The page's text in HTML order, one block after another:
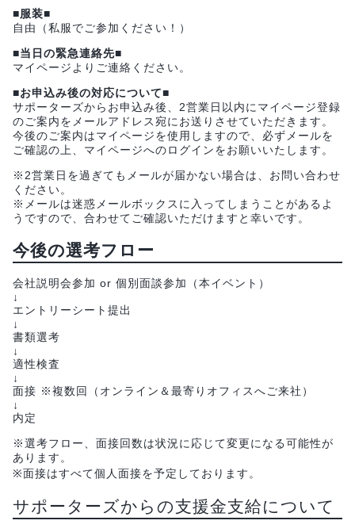
■服装■
自由（私服でご参加ください！）
■当日の緊急連絡先■
マイページよりご連絡ください。
■お申込み後の対応について■
サポーターズからお申込み後、2営業日以内にマイページ登録
のご案内をメールアドレス宛にお送りさせていただきます。
今後のご案内はマイページを使用しますので、必ずメールを
ご確認の上、マイページへのログインをお願いいたします。
※2営業日を過ぎてもメールが届かない場合は、お問い合わせ
ください。
※メールは迷惑メールボックスに入ってしまうことがあるよ
うですので、合わせてご確認いただけますと幸いです。
今後の選考フロー
会社説明会参加 or 個別面談参加（本イベント）
↓
エントリーシート提出
↓
書類選考
↓
適性検査
↓
面接 ※複数回（オンライン＆最寄りオフィスへご来社）
↓
内定
※選考フロー、面接回数は状況に応じて変更になる可能性が
あります。
※面接はすべて個人面接を予定しております。
サポーターズからの支援金支給について